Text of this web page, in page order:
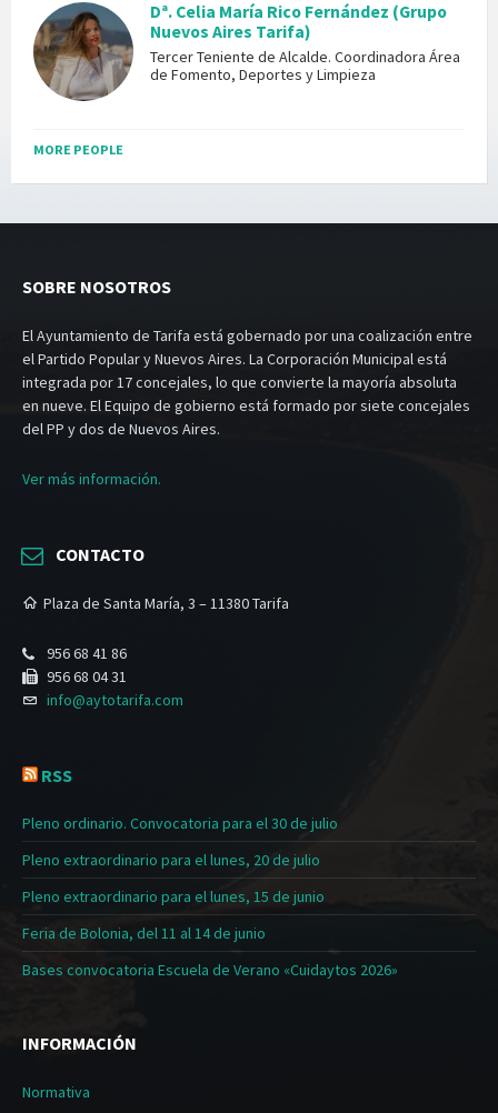
Dª. Celia María Rico Fernández (Grupo
Nuevos Aires Tarifa)
Tercer Teniente de Alcalde. Coordinadora Área
de Fomento, Deportes y Limpieza
MORE PEOPLE
SOBRE NOSOTROS
El Ayuntamiento de Tarifa está gobernado por una coalización entre
el Partido Popular y Nuevos Aires. La Corporación Municipal está
integrada por 17 concejales, lo que convierte la mayoría absoluta
en nueve. El Equipo de gobierno está formado por siete concejales
del PP y dos de Nuevos Aires.
Ver más información.
CONTACTO
Plaza de Santa María, 3 – 11380 Tarifa
956 68 41 86
956 68 04 31
info@aytotarifa.com
RSS
Pleno ordinario. Convocatoria para el 30 de julio
Pleno extraordinario para el lunes, 20 de julio
Pleno extraordinario para el lunes, 15 de junio
Feria de Bolonia, del 11 al 14 de junio
Bases convocatoria Escuela de Verano «Cuidaytos 2026»
INFORMACIÓN
Normativa